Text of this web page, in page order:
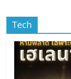
Tech